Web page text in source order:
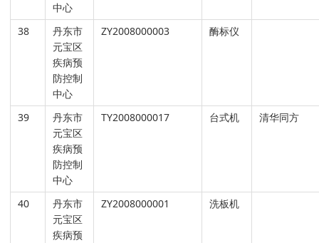
中心
38
丹东市
元宝区
疾病预
防控制
中心
ZY2008000003 酶标仪
39
丹东市
元宝区
疾病预
防控制
中心
TY2008000017 台式机 清华同方
40
丹东市
元宝区
疾病预
ZY2008000001 洗板机